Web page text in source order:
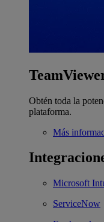
Obtén toda la
plataforma.
Más
Microsoft
ServiceNow